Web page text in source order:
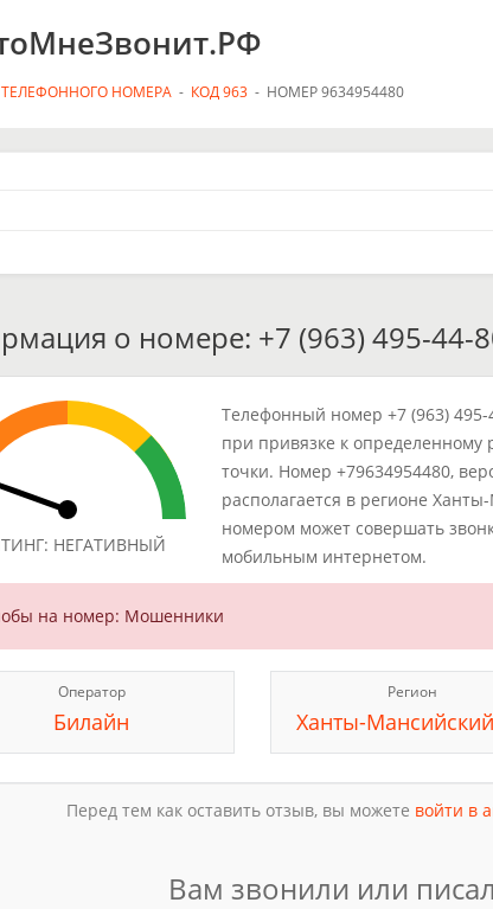
ТЕЛЕФОННОГО НОМЕРА - КОД 963 - НОМЕР 9634954480
о номере: +7 (963) 495-44-
НЕГАТИВНЫЙ
Телефонный номер +7 (963)
при привязке к определенному
точки. Номер +79634954480,
располагается в регионе
номером может совершать
мобильным интернетом.
на номер: Мошенники
Оператор
Билайн
Регион
Ханты-
Перед тем как оставить отзыв, вы можете войти в
Вам звонили или